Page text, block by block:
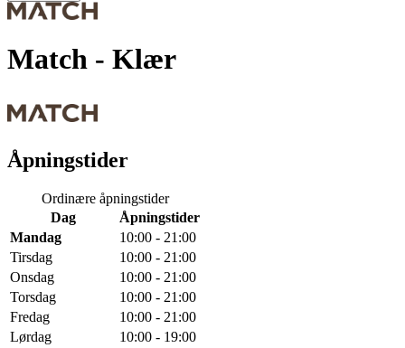
Match - Klær
Åpningstider
Ordinære åpningstider
Dag
Åpningstider
Mandag
10:00 - 21:00
Tirsdag
10:00 - 21:00
Onsdag
10:00 - 21:00
Torsdag
10:00 - 21:00
Fredag
10:00 - 21:00
Lørdag
10:00 - 19:00